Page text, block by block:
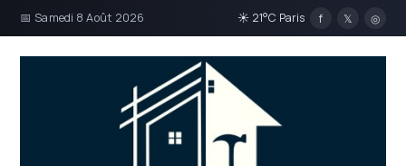
📅 Samedi 8 Août 2026 ☀ 21°C Paris f 𝕏 ◎